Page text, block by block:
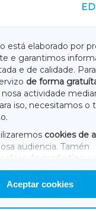
está elaborado por
e garantimos
e de calidade.
de forma
actividade
iso, necesitamos o
cookies de
audiencia. Tamén
cookies de marketing
de terceiros.
personalizar a
permitir.
Aceptar cookies
LUGOXA
TERRACHAXA
AMARIÑAXA
RIBEIRASACRAXA